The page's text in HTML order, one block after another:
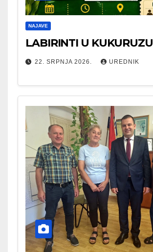
NAJAVE
LABIRINTI U KUKURUZU
22. SRPNJA 2026. UREDNIK